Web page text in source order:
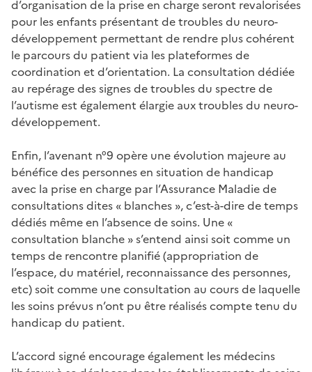
d’organisation de la prise en charge seront revalorisées
pour les enfants présentant de troubles du neuro-
développement permettant de rendre plus cohérent
le parcours du patient via les plateformes de
coordination et d’orientation. La consultation dédiée
au repérage des signes de troubles du spectre de
l’autisme est également élargie aux troubles du neuro-
développement.
Enfin, l’avenant n°9 opère une évolution majeure au
bénéfice des personnes en situation de handicap
avec la prise en charge par l’Assurance Maladie de
consultations dites « blanches », c’est-à-dire de temps
dédiés même en l’absence de soins. Une «
consultation blanche » s’entend ainsi soit comme un
temps de rencontre planifié (appropriation de
l’espace, du matériel, reconnaissance des personnes,
etc) soit comme une consultation au cours de laquelle
les soins prévus n’ont pu être réalisés compte tenu du
handicap du patient.
L’accord signé encourage également les médecins